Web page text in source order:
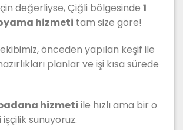
değerliyse, Çiğli bölgesinde 1
hizmeti tam size göre!
önceden yapılan keşif ile
planlar ve işi kısa sürede
hizmeti ile hızlı ama bir o
sunuyoruz.